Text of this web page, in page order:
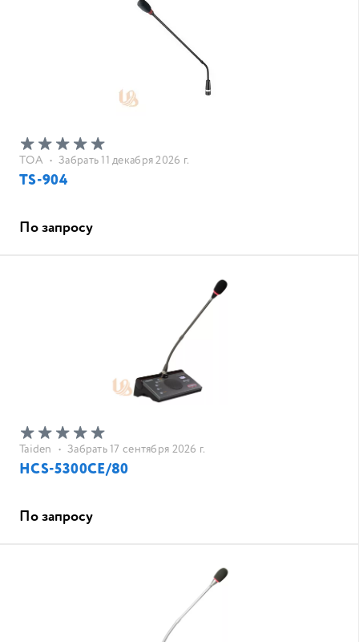
TOA • Забрать 11 декабря 2026 г.
TS-904
По запросу
Taiden • Забрать 17 сентября 2026 г.
HCS-5300CE/80
По запросу